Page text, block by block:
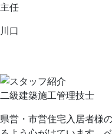
主任
川口
二級建築施工管理技士
県営・市営住宅入居者様